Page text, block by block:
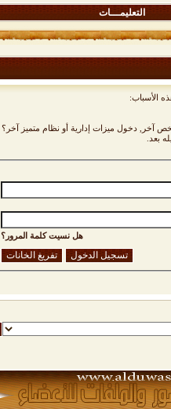
التعليمـــات
الأسباب:
آخر, دخول ميزات إدارية أو نظام متميز آخر؟
بعد.
هل نسيت كلمة المرور؟